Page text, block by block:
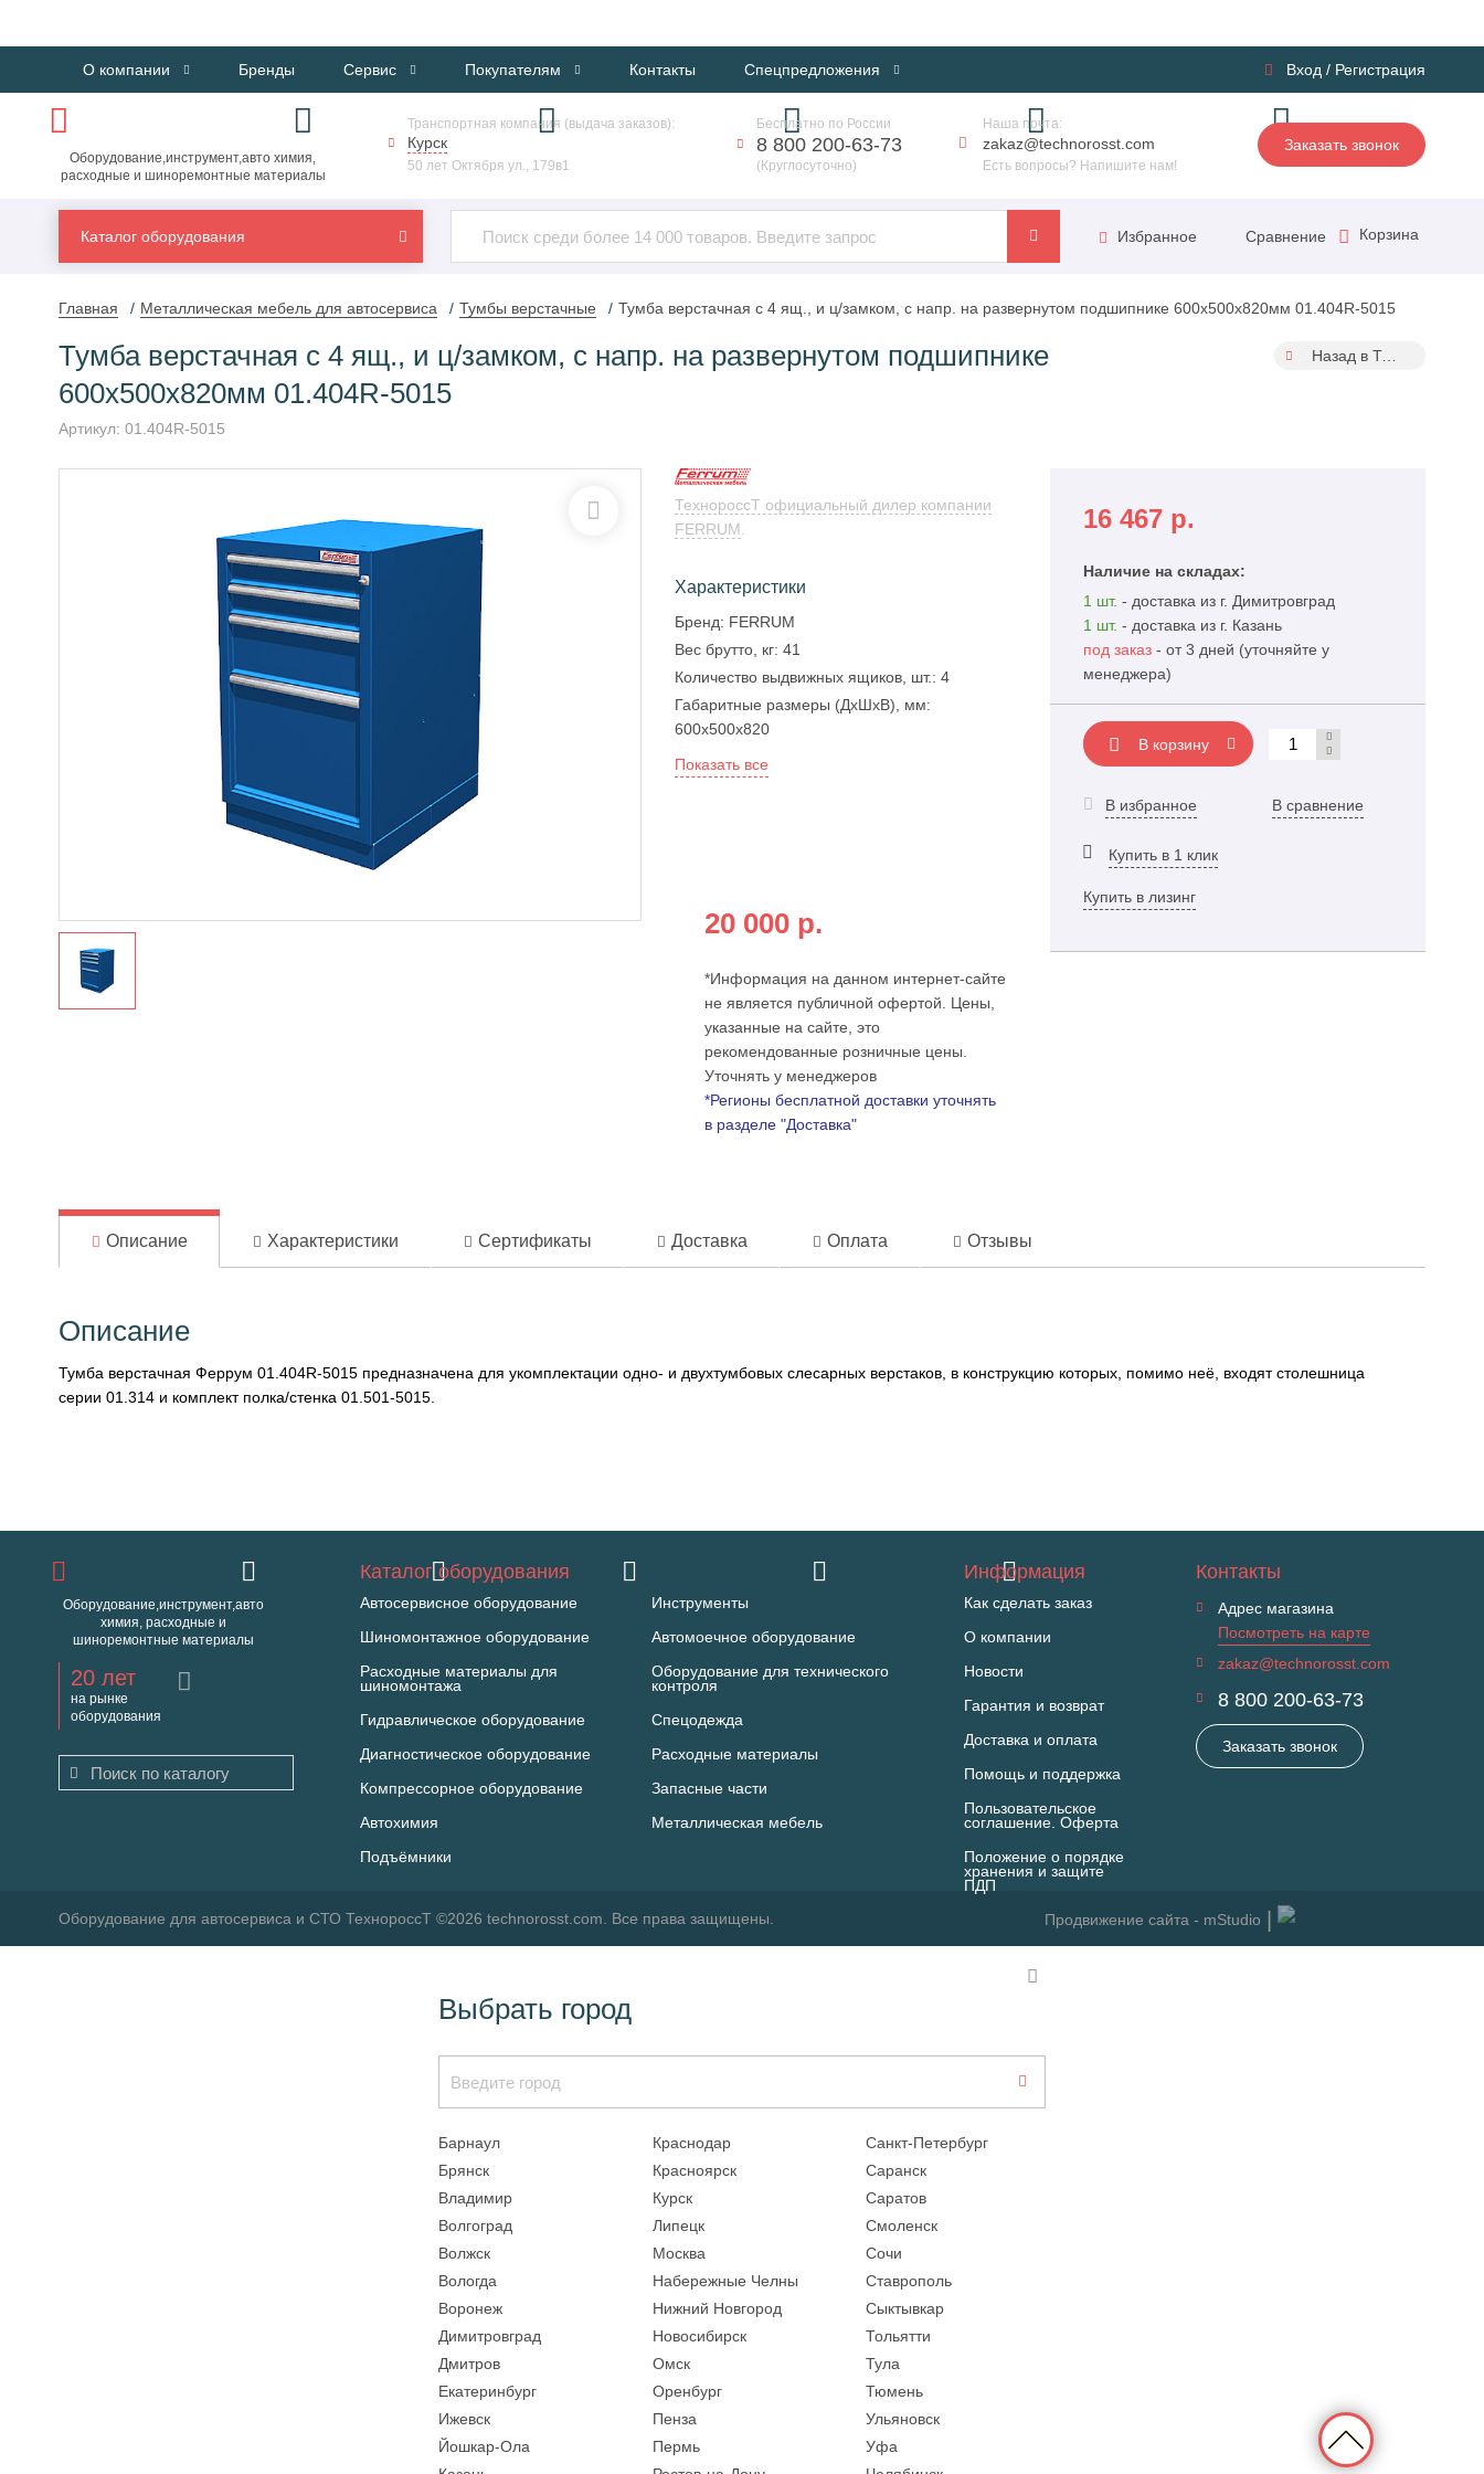
О компании Бренды Сервис Покупателям Контакты Спецпредложения Вход / Регистрация
Оборудование,инструмент,авто химия,
расходные и шиноремонтные материалы
Транспортная компания (выдача заказов):
Курск
50 лет Октября ул., 179в1
Бесплатно по России
8 800 200-63-73
(Круглосуточно)
Наша почта:
zakaz@technorosst.com
Есть вопросы? Напишите нам!
Заказать звонок
Каталог оборудования Избранное Сравнение Корзина
Главная Металлическая мебель для автосервиса Тумбы верстачные Тумба верстачная с 4 ящ., и ц/замком, с напр. на развернутом подшипнике 600х500х820мм 01.404R-5015
Тумба верстачная с 4 ящ., и ц/замком, с напр. на развернутом подшипнике
600х500х820мм 01.404R-5015
Назад в Тумбы
Артикул: 01.404R-5015
ТехнороссТ официальный дилер компании
FERRUM
Характеристики
Бренд: FERRUM
Вес брутто, кг: 41
Количество выдвижных ящиков, шт.: 4
Габаритные размеры (ДxШxВ), мм:
600х500х820
Показать все
20 000 р.
*Информация на данном интернет-сайте
не является публичной офертой. Цены,
указанные на сайте, это
рекомендованные розничные цены.
Уточнять у менеджеров
*Регионы бесплатной доставки уточнять
в разделе "Доставка"
16 467 р.
Наличие на складах:
1 шт. - доставка из г. Димитровград
1 шт. - доставка из г. Казань
под заказ - от 3 дней (уточняйте у
менеджера)
В корзину
В избранное В сравнение
Купить в 1 клик
Купить в лизинг
Описание Характеристики Сертификаты Доставка Оплата Отзывы
Описание
Тумба верстачная Феррум 01.404R-5015 предназначена для укомплектации одно- и двухтумбовых слесарных верстаков, в конструкцию которых, помимо неё, входят столешница
серии 01.314 и комплект полка/стенка 01.501-5015.
Оборудование,инструмент,авто
химия, расходные и
шиноремонтные материалы
20 лет
на рынке
оборудования
Каталог оборудования
Автосервисное оборудование
Шиномонтажное оборудование
Расходные материалы для
шиномонтажа
Гидравлическое оборудование
Диагностическое оборудование
Компрессорное оборудование
Автохимия
Подъёмники
Инструменты
Автомоечное оборудование
Оборудование для технического
контроля
Спецодежда
Расходные материалы
Запасные части
Металлическая мебель
Информация
Как сделать заказ
О компании
Новости
Гарантия и возврат
Доставка и оплата
Помощь и поддержка
Пользовательское
соглашение. Оферта
Положение о порядке
хранения и защите
ПДП
Контакты
Адрес магазина
Посмотреть на карте
zakaz@technorosst.com
8 800 200-63-73
Заказать звонок
Оборудование для автосервиса и СТО ТехнороссТ ©2026 technorosst.com. Все права защищены. Продвижение сайта - mStudio
Выбрать город
Барнаул
Брянск
Владимир
Волгоград
Волжск
Вологда
Воронеж
Димитровград
Дмитров
Екатеринбург
Ижевск
Йошкар-Ола
Краснодар
Красноярск
Курск
Липецк
Москва
Набережные Челны
Нижний Новгород
Новосибирск
Омск
Оренбург
Пенза
Пермь
Санкт-Петербург
Саранск
Саратов
Смоленск
Сочи
Ставрополь
Сыктывкар
Тольятти
Тула
Тюмень
Ульяновск
Уфа